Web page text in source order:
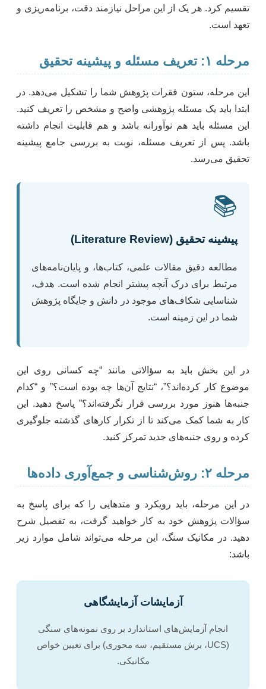
تقسیم کرد. هر یک از این مراحل نیازمند دقت، برنامه‌ریزی و
تعهد است.
مرحله ۱: تعریف مسئله و پیشینه تحقیق
این مرحله، ستون فقرات پژوهش شما را تشکیل می‌دهد. در
ابتدا باید یک مسئله پژوهشی واضح و مشخص را تعریف کنید.
این مسئله باید هم نوآورانه باشد و هم قابلیت انجام داشته
باشد. پس از تعریف مسئله، نوبت به بررسی جامع پیشینه
تحقیق می‌رسد.
📚
پیشینه تحقیق (Literature Review)
مطالعه دقیق مقالات علمی، کتاب‌ها، و پایان‌نامه‌های
مرتبط برای درک آنچه پیشتر انجام شده است. هدف،
شناسایی شکاف‌های موجود در دانش و جایگاه پژوهش
شما در این زمینه است.
در این بخش باید به سؤالاتی مانند “چه کسانی روی این
موضوع کار کرده‌اند؟”، “نتایج آن‌ها چه بوده است؟” و “کدام
جنبه‌ها هنوز مورد بررسی قرار نگرفته‌اند؟” پاسخ دهید. این
کار به شما کمک می‌کند تا از تکرار کارهای گذشته جلوگیری
کرده و روی جنبه‌های جدید تمرکز کنید.
مرحله ۲: روش‌شناسی و جمع‌آوری داده‌ها
در این مرحله، باید رویکرد و متدهایی را که برای پاسخ به
سؤالات پژوهش خود به کار خواهید گرفت، به تفصیل شرح
دهید. در مکانیک سنگ، این مرحله می‌تواند شامل موارد زیر
باشد:
آزمایشات آزمایشگاهی
انجام آزمایش‌های استاندارد بر روی نمونه‌های سنگی
(UCS، برش مستقیم، سه محوری) برای تعیین خواص
مکانیکی.